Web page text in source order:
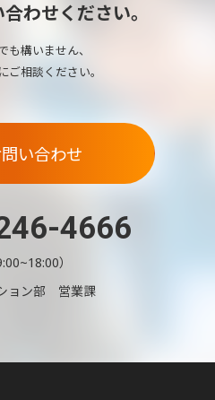
わせください。
も構いません、
ご相談ください。
い合わせ
4666
）
ョン部 営業課